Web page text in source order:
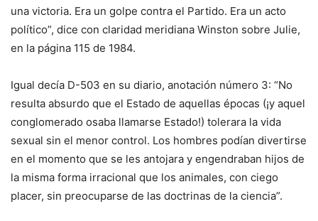
una victoria. Era un golpe contra el Partido. Era un acto
político”, dice con claridad meridiana Winston sobre Julie,
en la página 115 de 1984.
Igual decía D-503 en su diario, anotación número 3: “No
resulta absurdo que el Estado de aquellas épocas (¡y aquel
conglomerado osaba llamarse Estado!) tolerara la vida
sexual sin el menor control. Los hombres podían divertirse
en el momento que se les antojara y engendraban hijos de
la misma forma irracional que los animales, con ciego
placer, sin preocuparse de las doctrinas de la ciencia”.